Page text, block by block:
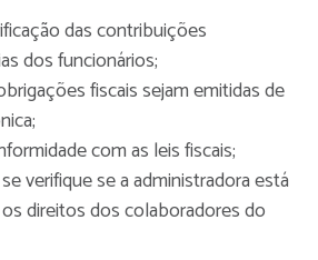
das contribuições
dos funcionários;
fiscais sejam emitidas de
com as leis fiscais;
verifique se a administradora está
direitos dos colaboradores do